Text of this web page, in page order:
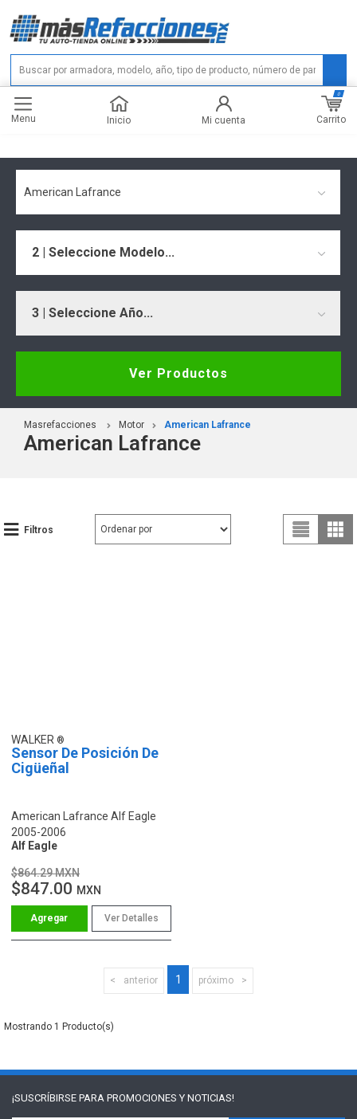
Menu Inicio Mi cuenta Carrito
0
American Lafrance
2 | Seleccione Modelo...
3 | Seleccione Año...
Ver Productos
Masrefacciones Motor American Lafrance
American Lafrance
Filtros
WALKER
Sensor De Posición De
Cigüeñal
American Lafrance Alf Eagle
2005-2006
Alf Eagle
$864.29 MXN
$847.00 MXN
Ver Detalles
anterior 1 próximo
1
¡SUSCRÍBIRSE PARA PROMOCIONES Y NOTICIAS!